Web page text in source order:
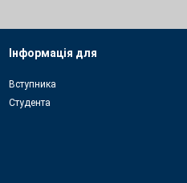
Інформація для
Вступника
Студента